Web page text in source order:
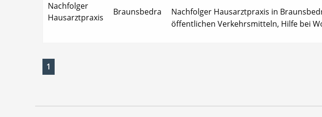
Nachfolger
Hausarztpraxis
Braunsbedra
Nachfolger Hausarztpraxis in
öffentlichen Verkehrsmitteln, Hilfe bei
1